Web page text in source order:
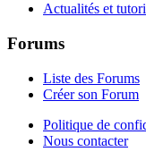
Actualités et
Forums
Liste des Forums
Créer son Forum
Politique de
Nous contacter